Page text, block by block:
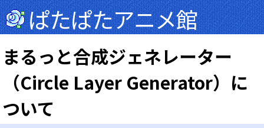
ぱたぱたアニメ館
まるっと合成ジェネレーター
（Circle Layer Generator）に
ついて